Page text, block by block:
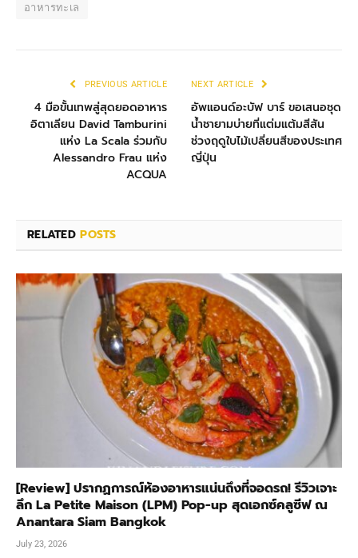
อาหารทะเล
PREVIOUS ARTICLE
4 มือขั้นเทพสู่สุดยอดอาหาร
อิตาเลียน David Tamburini
แห่ง La Scala ร่วมกับ
Alessandro Frau แห่ง
ACQUA
NEXT ARTICLE
อัพแอนด์อะบัฟ บาร์ ขอเสนอชุด
น้ำชายามบ่ายที่แต่มแต้มสีสัน
ช่วงฤดูใบไม้เปลี่ยนสีของประเทศ
ญี่ปุ่น
RELATEDPOSTS
[Review] ปรากฏการณ์ห้องอาหารแน่นถึงที่จอดรถ! รีวิวเจาะ
ลึก La Petite Maison (LPM) Pop-up สุดเอกซ์คลูซีฟ ณ
Anantara Siam Bangkok
July 23, 2026